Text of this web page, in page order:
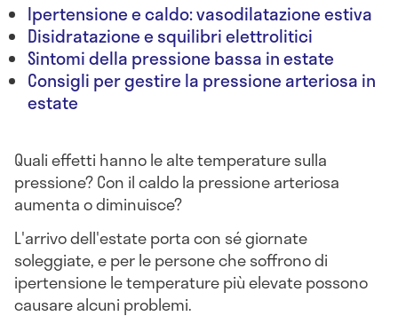
Ipertensione e caldo: vasodilatazione estiva
Disidratazione e squilibri elettrolitici
Sintomi della pressione bassa in estate
Consigli per gestire la pressione arteriosa in
estate
Quali effetti hanno le alte temperature sulla
pressione? Con il caldo la pressione arteriosa
aumenta o diminuisce?
L'arrivo dell'estate porta con sé giornate
soleggiate, e per le persone che soffrono di
ipertensione le temperature più elevate possono
causare alcuni problemi.